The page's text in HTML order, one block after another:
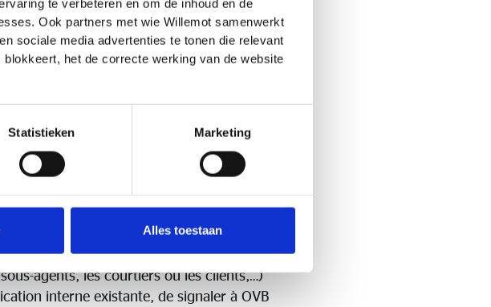
te verbeteren en om de inhoud en de
Ook partners met wie Willemot samenwerkt
sociale media advertenties te tonen die relevant
het de correcte werking van de website
Statistieken Marketing
Alles toestaan
sûr recourir à cette Politique.
met en danger OVB WILLEMOT, ses
ou éventuellement d’autres
mieux ce sera pour toutes les parties
une politique de dénonciation (la
de OVB WILLEMOT (ainsi que
agents, les courtiers ou les clients,…)
interne existante, de signaler à OVB